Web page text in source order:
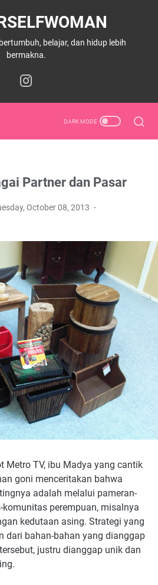
belajar, dan hidup lebih
bermakna.
Partner dan Pasar
October 08, 2013
Metro TV, ibu Madya yang cantik
goni menceritakan bahwa
adalah melalui pameran-
perempuan, misalnya
kedutaan asing. Strategi yang
dari bahan-bahan yang dianggap
justru dianggap unik dan